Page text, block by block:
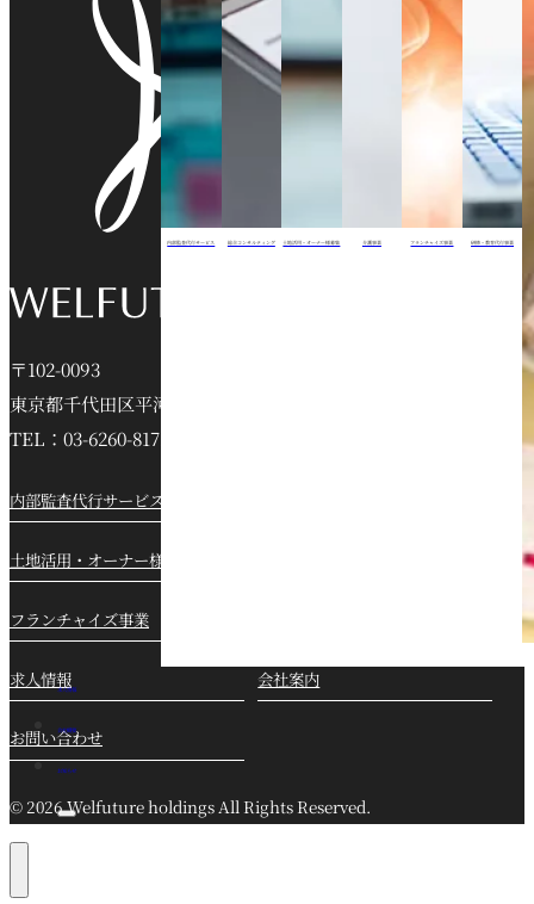
内部監査代行サービス 総合コンサルティング 土地活用・オーナー様募集 介護事業 フランチャイズ事業 研修・教育代行事業
求人情報
会社概要
お知らせ
〒102-0093
東京都千代田区平河町2-16-6 jeVビル6階
TEL：03-6260-8172
内部監査代行サービス
土地活用・オーナー様募集
フランチャイズ事業
求人情報 会社案内
お問い合わせ
© 2026 Welfuture holdings All Rights Reserved.